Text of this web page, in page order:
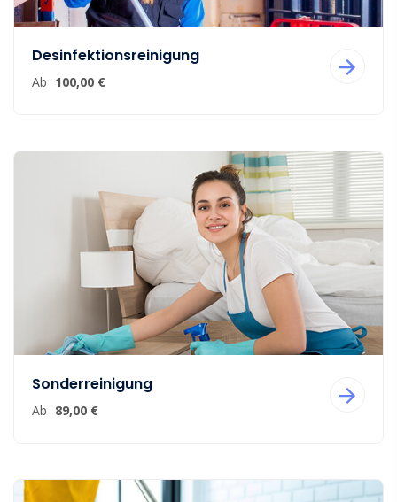
Desinfektionsreinigung
Ab 100,00 €
Sonderreinigung
Ab 89,00 €